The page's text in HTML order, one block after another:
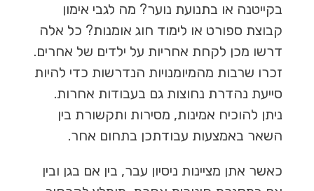
בקייטנה או בתנועת נוער? מה לגבי אימון
קבוצת ספורט או לימוד חוג אומנות? כל אלה
דרשו מכן לקחת אחריות על ילדים של אחרים.
זכרו שרבות מהמיומנויות הנדרשות כדי להיות
סייעת נהדרת נחוצות גם בעבודות אחרות.
ניתן להוכיח אמינות, מסירות ותקשורת בין
השאר באמצעות עבודתכן בתחום אחר.
כאשר אתן מציינות ניסיון עבר, בין אם בגן ובין